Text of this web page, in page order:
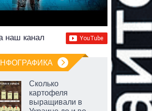
наш канал
Сколько
картофеля
выращивали в